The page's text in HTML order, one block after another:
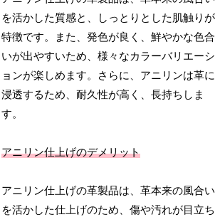
を活かした質感と、しっとりとした肌触りが
特徴です。また、発色が良く、鮮やかな色合
いが出やすいため、様々なカラーバリエーシ
ョンが楽しめます。さらに、アニリンは革に
浸透するため、耐久性が高く、長持ちしま
す。
アニリン仕上げのデメリット
アニリン仕上げの革製品は、革本来の風合い
を活かした仕上げのため、傷や汚れが目立ち